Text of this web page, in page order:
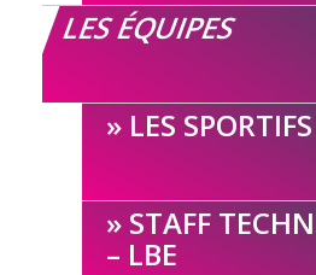
LES ÉQUIPES
LES SPORTIFS
STAFF
– LBE